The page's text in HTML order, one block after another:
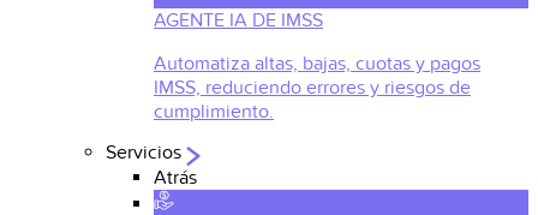
AGENTE IA DE IMSS
Automatiza altas, bajas, cuotas y pagos
IMSS, reduciendo errores y riesgos de
cumplimiento.
Servicios
Atrás